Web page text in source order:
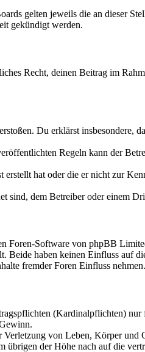
gelten jeweils die an dieser
gekündigt werden.
Recht, deinen Beitrag im
Du erklärst insbesondere,
Regeln kann der
hat oder die er nicht zur
sind, dem Betreiber oder einem
Foren-Software von phpBB
Beide haben keinen Einfluss auf
fremder Foren Einfluss nehmen.
(Kardinalpflichten) nur
von Leben, Körper und
der Höhe nach auf die